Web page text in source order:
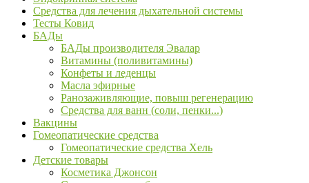
Средства для лечения дыхательной системы
Тесты Ковид
БАДы
БАДы производителя Эвалар
Витамины (поливитамины)
Конфеты и леденцы
Масла эфирные
Ранозаживляющие, повыш регенерацию
Средства для ванн (соли, пенки...)
Вакцины
Гомеопатические средства
Гомеопатические средства Хель
Детские товары
Косметика Джонсон